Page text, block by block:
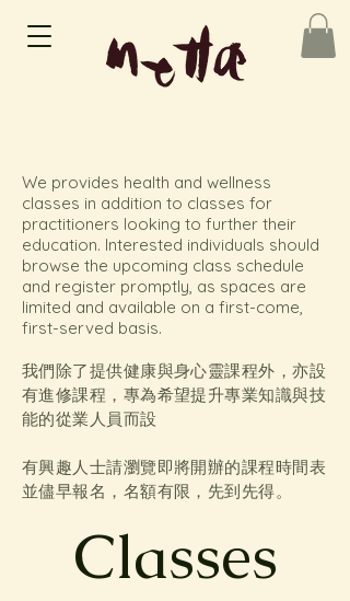
We provides health and wellness
classes in addition to classes for
practitioners looking to further their
education. Interested individuals should
browse the upcoming class schedule
and register promptly, as spaces are
limited and available on a first-come,
first-served basis.
我們除了提供健康與身心靈課程外，亦設
有進修課程，專為希望提升專業知識與技
能的從業人員而設
有興趣人士請瀏覽即將開辦的課程時間表
並儘早報名，名額有限，先到先得。
Classes